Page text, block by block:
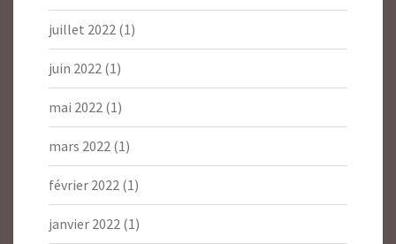
juillet 2022 (1)
juin 2022 (1)
mai 2022 (1)
mars 2022 (1)
février 2022 (1)
janvier 2022 (1)